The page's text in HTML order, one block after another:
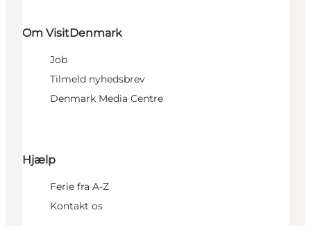
Om VisitDenmark
Job
Tilmeld nyhedsbrev
Denmark Media Centre
Hjælp
Ferie fra A-Z
Kontakt os